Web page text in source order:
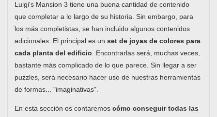
Luigi's Mansion 3 tiene una buena cantidad de contenido
que completar a lo largo de su historia. Sin embargo, para
los más completistas, se han incluido algunos contenidos
adicionales. El principal es un set de joyas de colores para
cada planta del edificio. Encontrarlas será, muchas veces,
bastante más complicado de lo que parece. Sin llegar a ser
puzzles, será necesario hacer uso de nuestras herramientas
de formas... "imaginativas".
En esta sección os contaremos cómo conseguir todas las